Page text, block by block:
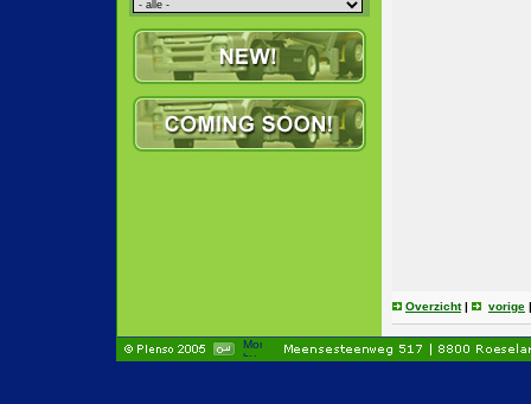
Overzicht| vorige |